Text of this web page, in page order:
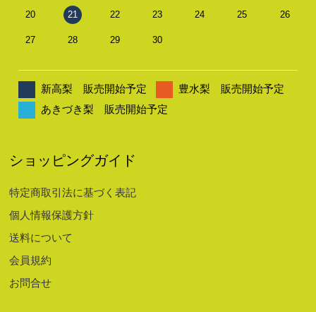
20 21 22 23 24 25 26
27 28 29 30
新高梨 販売開始予定
豊水梨 販売開始予定
あきづき梨 販売開始予定
ショッピングガイド
特定商取引法に基づく表記
個人情報保護方針
送料について
会員規約
お問合せ